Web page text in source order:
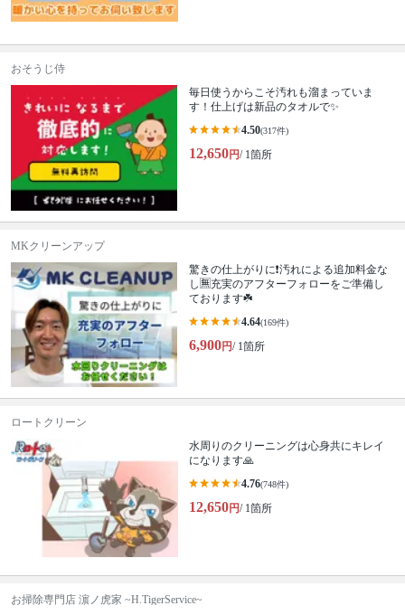
おそうじ侍
毎日使うからこそ汚れも溜まっていま
す！仕上げは新品のタオルで✨
4.50(317件)
12,650円/ 1箇所
MKクリーンアップ
驚きの仕上がりに❗️汚れによる追加料金な
し🈚️充実のアフターフォローをご準備し
ております☘️
4.64(169件)
6,900円/ 1箇所
ロートクリーン
水周りのクリーニングは心身共にキレイ
になります🙏
4.76(748件)
12,650円/ 1箇所
お掃除専門店 濵ノ虎家 ~H.TigerService~